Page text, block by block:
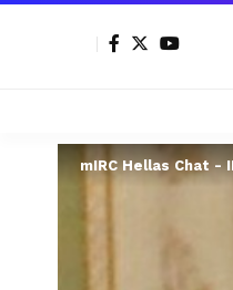
mIRC Hellas Chat -